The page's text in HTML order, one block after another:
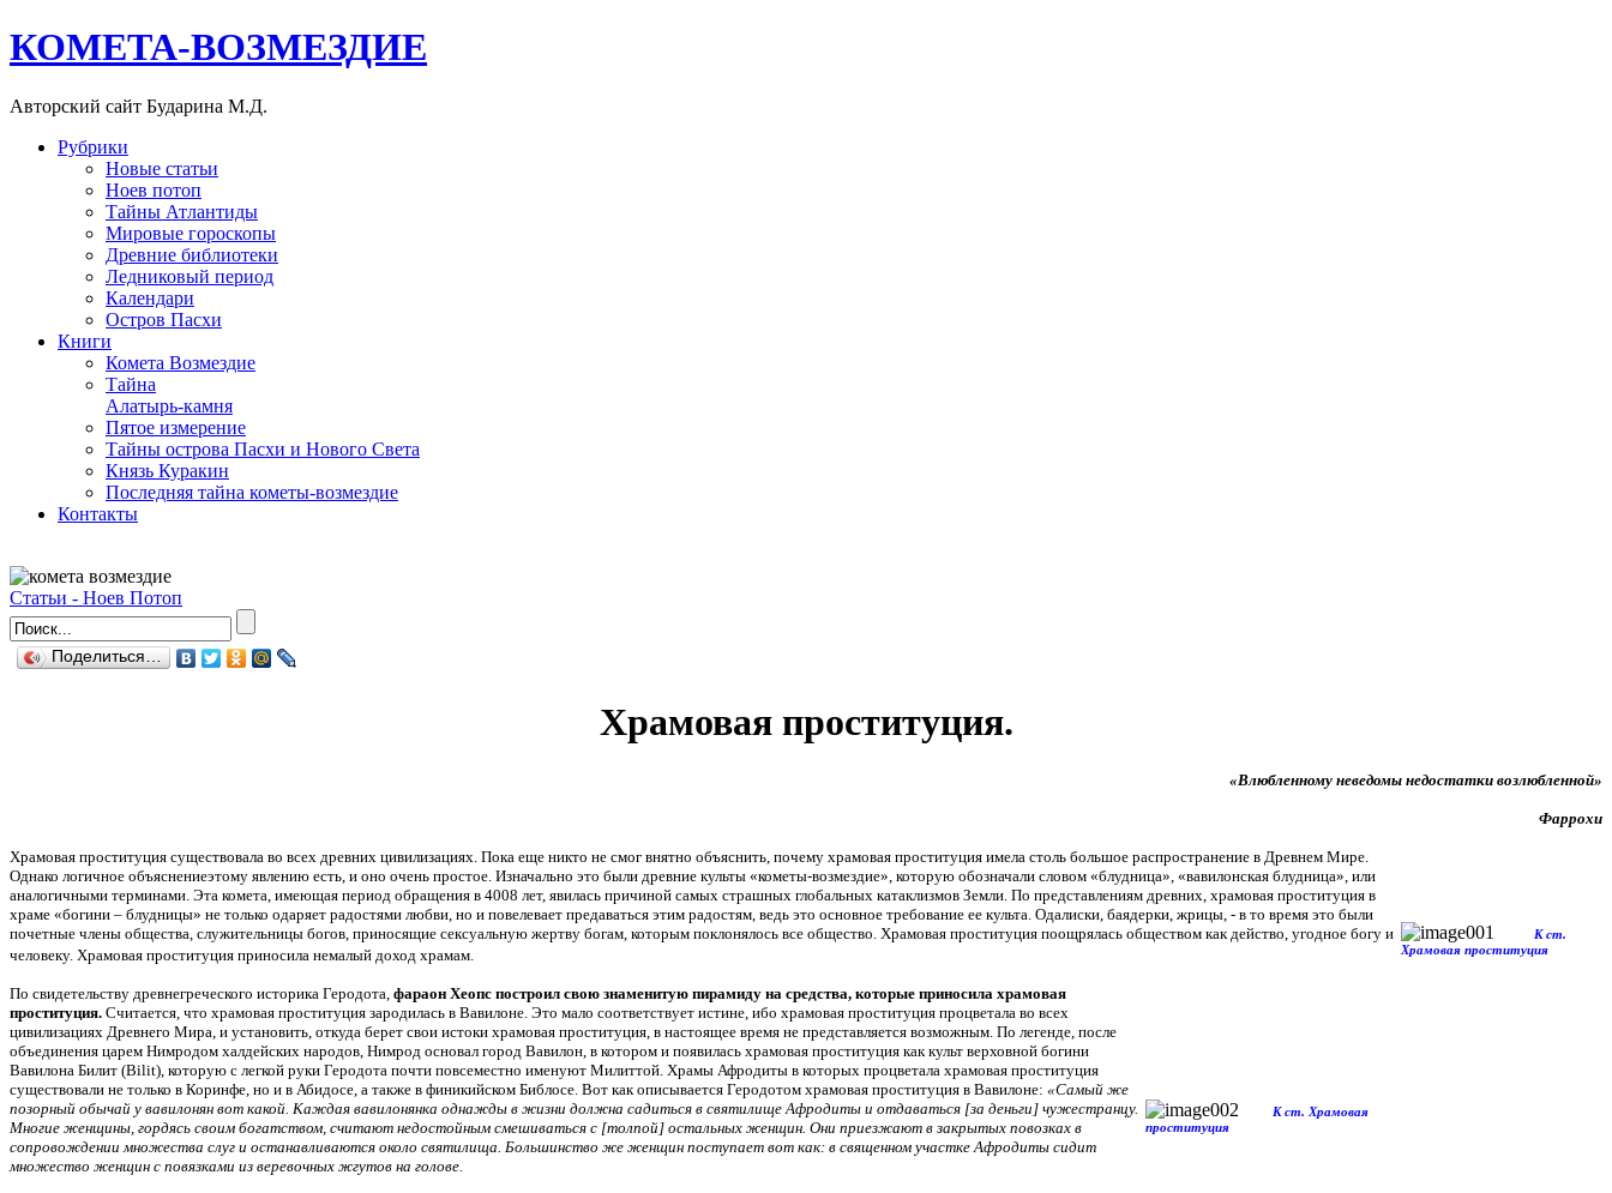
КОМЕТА-ВОЗМЕЗДИЕ
Авторский сайт Бударина М.Д.
Рубрики
Новые статьи
Ноев потоп
Тайны Атлантиды
Мировые гороскопы
Древние библиотеки
Ледниковый период
Календари
Остров Пасхи
Книги
Комета Возмездие
Тайна
Алатырь-камня
Пятое измерение
Тайны острова Пасхи и Нового Света
Князь Куракин
Последняя тайна кометы-возмездие
Контакты
Статьи - Ноев Потоп
Поделиться…
Храмовая проституция.
«Влюбленному неведомы недостатки возлюбленной»
Фаррохи
К ст.
Храмовая проституция
Храмовая проституция существовала во всех древних цивилизациях. Пока еще никто не смог внятно объяснить, почему храмовая проституция имела столь большое распространение в Древнем Мире.
Однако логичное объяснениеэтому явлению есть, и оно очень простое. Изначально это были древние культы «кометы-возмездие», которую обозначали словом «блудница», «вавилонская блудница», или
аналогичными терминами. Эта комета, имеющая период обращения в 4008 лет, явилась причиной самых страшных глобальных катаклизмов Земли. По представлениям древних, храмовая проституция в
храме «богини – блудницы» не только одаряет радостями любви, но и повелевает предаваться этим радостям, ведь это основное требование ее культа. Одалиски, баядерки, жрицы, - в то время это были
почетные члены общества, служительницы богов, приносящие сексуальную жертву богам, которым поклонялось все общество. Храмовая проституция поощрялась обществом как действо, угодное богу и
человеку. Храмовая проституция приносила немалый доход храмам.
К ст. Храмовая
проституция
По свидетельству древнегреческого историка Геродота, фараон Хеопс построил свою знаменитую пирамиду на средства, которые приносила храмовая
проституция. Считается, что храмовая проституция зародилась в Вавилоне. Это мало соответствует истине, ибо храмовая проституция процветала во всех
цивилизациях Древнего Мира, и установить, откуда берет свои истоки храмовая проституция, в настоящее время не представляется возможным. По легенде, после
объединения царем Нимродом халдейских народов, Нимрод основал город Вавилон, в котором и появилась храмовая проституция как культ верховной богини
Вавилона Билит (Bilit), которую с легкой руки Геродота почти повсеместно именуют Милиттой. Храмы Афродиты в которых процветала храмовая проституция
существовали не только в Коринфе, но и в Абидосе, а также в финикийском Библосе. Вот как описывается Геродотом храмовая проституция в Вавилоне: «Самый же
позорный обычай у вавилонян вот какой. Каждая вавилонянка однажды в жизни должна садиться в святилище Афродиты и отдаваться [за деньги] чужестранцу.
Многие женщины, гордясь своим богатством, считают недостойным смешиваться с [толпой] остальных женщин. Они приезжают в закрытых повозках в
сопровождении множества слуг и останавливаются около святилища. Большинство же женщин поступает вот как: в священном участке Афродиты сидит
множество женщин с повязками из веревочных жгутов на голове.